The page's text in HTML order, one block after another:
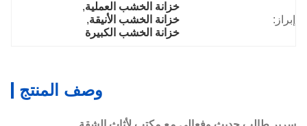
إبراز:
خزانة الخشب العملية,
خزانة الخشب الأنيقة,
خزانة الخشب الكبيرة
وصف المنتج